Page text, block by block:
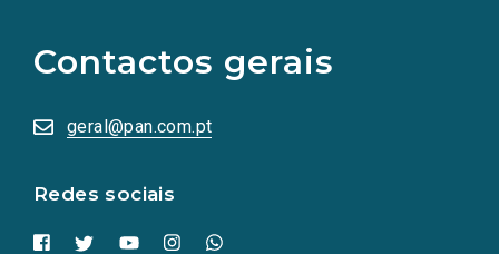
Contactos gerais
geral@pan.com.pt
Redes sociais
redes
sociais
numa
nova